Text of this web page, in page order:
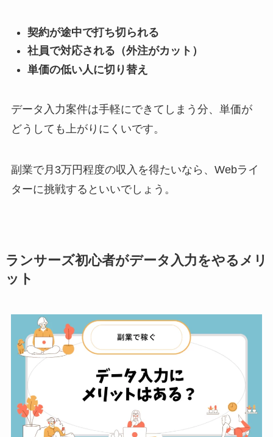
契約が途中で打ち切られる
社員で対応される（外注がカット）
単価の低い人に切り替え
データ入力案件は手軽にできてしまう分、単価が
どうしても上がりにくいです。
副業で月3万円程度の収入を得たいなら、Webライ
ターに挑戦するといいでしょう。
ランサーズ初心者がデータ入力をやるメリ
ット